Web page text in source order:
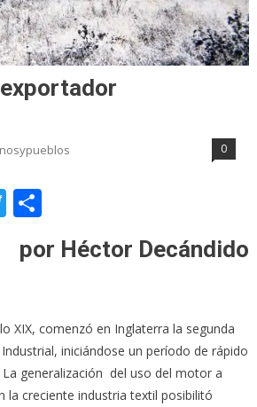
0
Twitter
Share
por Héctor Decándido
XIX, comenzó en Inglaterra la segunda
iniciándose un período de rápido
generalización del uso del motor a
la creciente industria textil posibilitó